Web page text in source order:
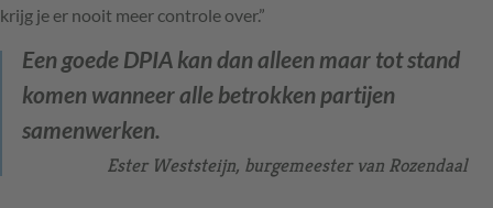
krijg je er nooit meer controle over.”
Een goede DPIA kan dan alleen maar tot stand
komen wanneer alle betrokken partijen
samenwerken.
Ester Weststeijn, burgemeester van Rozendaal